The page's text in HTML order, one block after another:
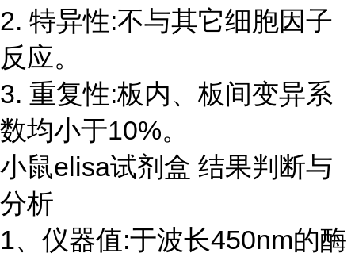
2. 特异性:不与其它细胞因子
反应。
3. 重复性:板内、板间变异系
数均小于10%。
小鼠elisa试剂盒 结果判断与
分析
1、仪器值:于波长450nm的酶